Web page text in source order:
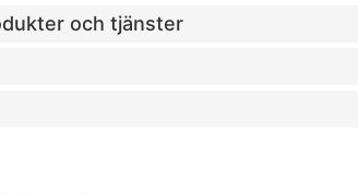
och tjänster